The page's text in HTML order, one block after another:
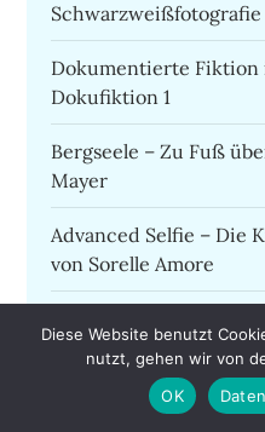
Schwarzweißfotografie
Dokumentierte Fiktion
Dokufiktion 1
Bergseele – Zu Fuß
Mayer
Advanced Selfie – Die
von Sorelle Amore
Dokufiktion –
gestaltete Kunst der
Diese Website benutzt
nutzt, gehen wir von
OK